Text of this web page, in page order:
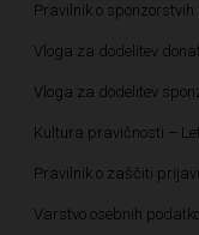
Pravilnik o sponzorstvih
Vloga za dodelitev
Vloga za dodelitev
Kultura pravičnosti –
Pravilnik o zaščiti
Varstvo osebnih